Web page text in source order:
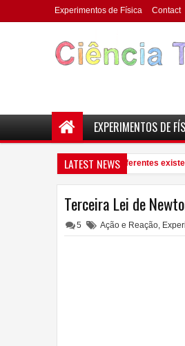
Experimentos de Física Contact
EXPERIMENTOS DE
LATEST NEWS
elementos químicos diferentes
Terceira Lei de
5 Ação e Reação,